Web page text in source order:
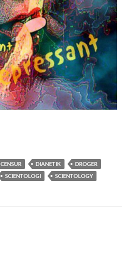
CENSUR DIANETIK
DROGER
SCIENTOLOGI SCIENTOLOGY